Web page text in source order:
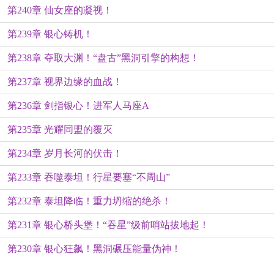
第240章 仙女座的凝视！
第239章 银心铸机！
第238章 夺取大渊！“盘古”黑洞引擎的构想！
第237章 视界边缘的血战！
第236章 剑指银心！进军人马座A
第235章 光耀同盟的覆灭
第234章 岁月长河的伏击！
第233章 吞噬泰坦！行星要塞“不周山”
第232章 泰坦降临！重力坍缩的绝杀！
第231章 银心桥头堡！“吞星”级前哨站拔地起！
第230章 银心狂飙！黑洞碾压能量伪神！